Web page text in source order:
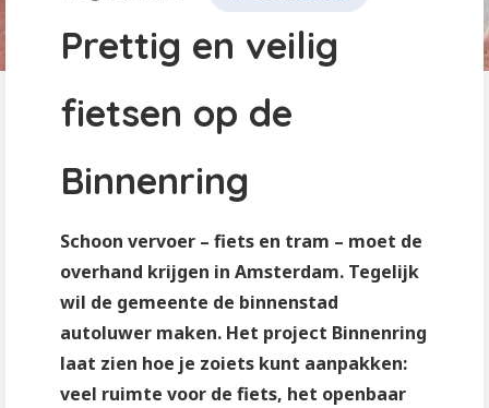
Prettig en veilig
fietsen op de
Binnenring
Schoon vervoer – fiets en tram – moet de
overhand krijgen in Amsterdam. Tegelijk
wil de gemeente de binnenstad
autoluwer maken. Het project Binnenring
laat zien hoe je zoiets kunt aanpakken:
veel ruimte voor de fiets, het openbaar